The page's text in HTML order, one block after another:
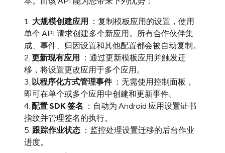
大规模创建应用
：复制模板应用的设置，使用
单个 API 请求创建多个新应用。所有合作伙伴集
成、事件、归因设置和其他配置都会被自动复制。
更新现有应用
：通过更新模板应用并触发迁
移，将设置更改应用于多个应用。
以程序化方式管理事件：无需使用控制面板，
即可在单个或多个应用中创建和更新事件。
配置 SDK 签名
：自动为 Android 应用设置证书
指纹并管理签名的执行。
跟踪作业状态 ：监控处理设置迁移的后台作业
进度。